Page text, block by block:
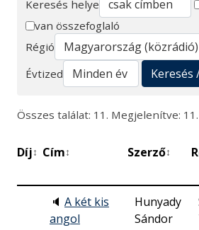
Keresés
Keresés helye
van összefoglaló
Régió
Évtized
Keresés
Összes találat: 11. Megjelenítve: 11.
Díj↕ Cím↕ Szerző↕
🔈 A két kis
angol
Hunyady
Sándor